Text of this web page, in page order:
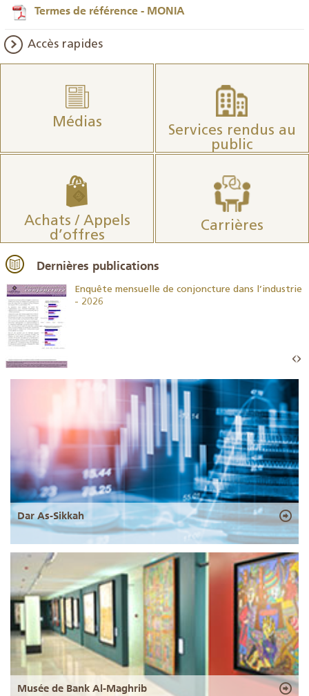
Termes de référence - MONIA
Accès rapides
Médias
Services rendus au
public
Achats / Appels
d’offres
Carrières
Dernières publications
Enquête mensuelle de conjoncture dans l’industrie
- 2026
Dar As-Sikkah
Musée de Bank Al-Maghrib